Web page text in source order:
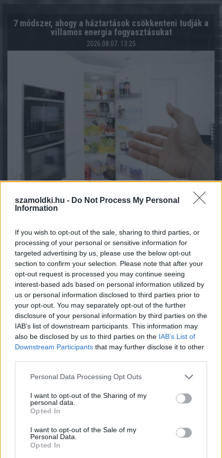
szamoldki.hu - Do Not Process My Personal
Information
If you wish to opt-out of the sale, sharing to third parties, or
processing of your personal or sensitive information for
targeted advertising by us, please use the below opt-out
section to confirm your selection. Please note that after your
opt-out request is processed you may continue seeing
interest-based ads based on personal information utilized by
us or personal information disclosed to third parties prior to
your opt-out. You may separately opt-out of the further
disclosure of your personal information by third parties on the
IAB’s list of downstream participants. This information may
also be disclosed by us to third parties on the IAB’s List of
Downstream Participants that may further disclose it to other
Please note that this website/app uses one or more Google
not limited to your visit or usage behaviour. You may click to
grant or deny consent to Google and its third-party tags to
use your data for below specified purposes in below Google
consent section.
Personal Data Processing Opt Outs
I want to opt-out of the Sharing of my
personal data.
Opted In
I want to opt-out of the Sale of my
Personal Data.
Opted In
7 módszer, ahogy a háztartások csökkenteni tudják a
villamos energia fogyasztásukat
2026.08.07. 13:25
1 éves műszaki vizsga: ezért szigorúbb a taxisok,
mentők és személyszállító járművek ellenőrzése
Fenntarthatóbb nyaralás külföldön: hét egyszerű
környezeti lábnyomukat